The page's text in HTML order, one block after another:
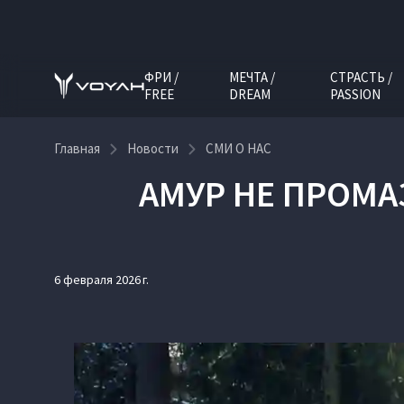
ФРИ /
FREE
МЕЧТА /
DREAM
СТРАСТЬ /
PASSION
Главная Новости СМИ О НАС
АМУР НЕ
6 февраля 2026 г.